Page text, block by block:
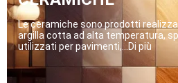
Le ceramiche sono prodotti
argilla cotta ad alta temperatura,
utilizzati per pavimenti,...Di più